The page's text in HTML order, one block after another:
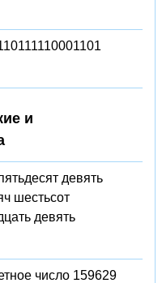
и
девять
шестьсот
девять
число 159629